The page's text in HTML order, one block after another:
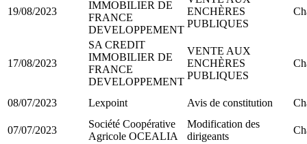
19/08/2023
IMMOBILIER DE
FRANCE
DEVELOPPEMENT
ENCHÈRES
PUBLIQUES
17/08/2023
SA CREDIT
IMMOBILIER DE
FRANCE
DEVELOPPEMENT
VENTE AUX
ENCHÈRES
PUBLIQUES
08/07/2023 Lexpoint Avis de constitution
07/07/2023
Société Coopérative
Agricole OCEALIA
Modification des
dirigeants